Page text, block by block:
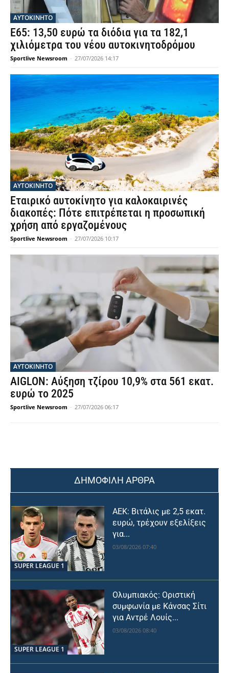
ΑΥΤΟΚΙΝΗΤΟ
Ε65: 13,50 ευρώ τα διόδια για τα 182,1
χιλιόμετρα του νέου αυτοκινητοδρόμου
Sportlive Newsroom - 27/07/2026 14:17
ΑΥΤΟΚΙΝΗΤΟ
Εταιρικό αυτοκίνητο για καλοκαιρινές
διακοπές: Πότε επιτρέπεται η προσωπική
χρήση από εργαζομένους
Sportlive Newsroom - 27/07/2026 10:17
ΑΥΤΟΚΙΝΗΤΟ
AIGLON: Αύξηση τζίρου 10,9% στα 561 εκατ.
ευρώ το 2025
Sportlive Newsroom - 27/07/2026 06:17
ΔΗΜΟΦΙΛΗ ΑΡΘΡΑ
SUPER LEAGUE 1
ΑΕΚ: Βιτάλις με 2,5 εκατ.
ευρώ, τρέχουν εξελίξεις
για...
03/08/2026 07:40
SUPER LEAGUE 1
Ολυμπιακός: Οριστική
συμφωνία με Κάνσας Σίτι
για Αντρέ Λουίς...
03/08/2026 08:40